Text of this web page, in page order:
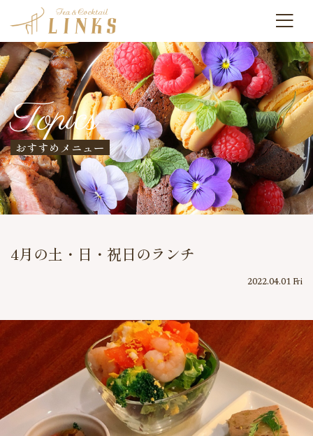
Topics
おすすめメニュー
4月の土・日・祝日のランチ
2022.04.01 Fri